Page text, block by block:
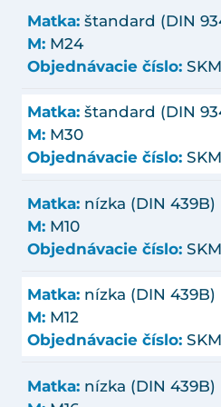
Matka: štandard (DIN
M: M24
Objednávacie číslo:
Matka: štandard (DIN
M: M30
Objednávacie číslo:
Matka: nízka (DIN 439B)
M: M10
Objednávacie číslo:
Matka: nízka (DIN 439B)
M: M12
Objednávacie číslo:
Matka: nízka (DIN 439B)